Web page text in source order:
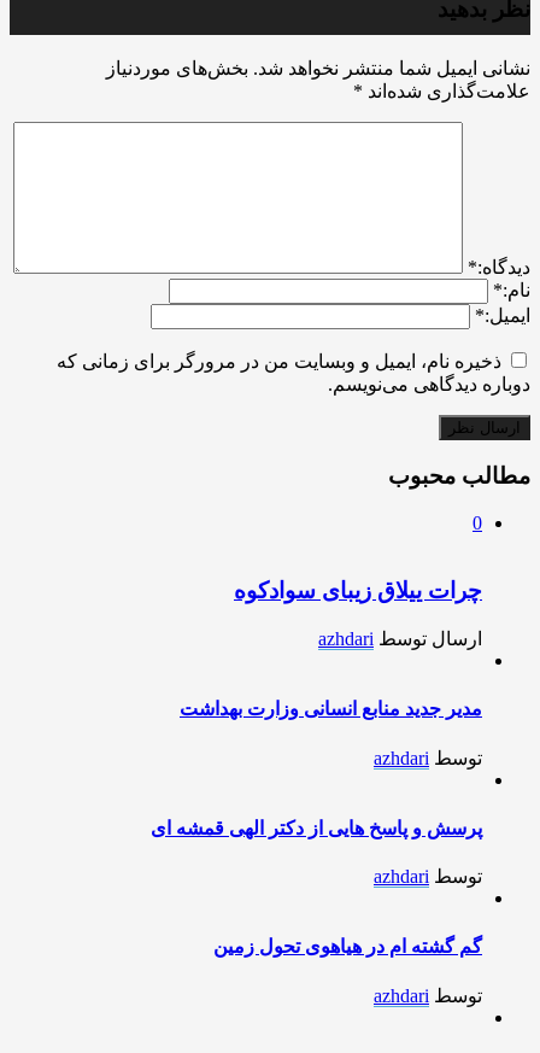
نظر بدهید
نشانی ایمیل شما منتشر نخواهد شد. بخش‌های موردنیاز
علامت‌گذاری شده‌اند *
ديدگاه:*
نام:*
ایمیل:*
ذخیره نام، ایمیل و وبسایت من در مرورگر برای زمانی که
دوباره دیدگاهی می‌نویسم.
مطالب محبوب
0
چرات ییلاق زیبای سوادکوه
ارسال توسط azhdari
مدیر جدید منابع انسانی وزارت بهداشت
توسط azhdari
پرسش و پاسخ هایی از دکتر الهی قمشه ای
توسط azhdari
گم گشته ام در هیاهوی تحول زمین
توسط azhdari